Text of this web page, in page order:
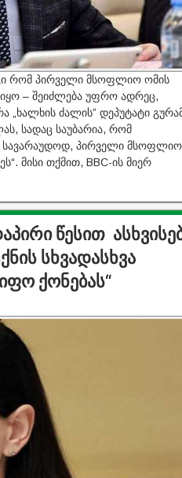
რომ პირველი მსოფლიო ომის
– შეიძლება უფრო ადრეც,
ძალის” დეპუტატი
სადაც საუბარია, რომ
სავარაუდოდ, პირველი მსოფლიო
მისი თქმით, BBC-ის მიერ
წესით
სხვადასხვა
ქონებას“